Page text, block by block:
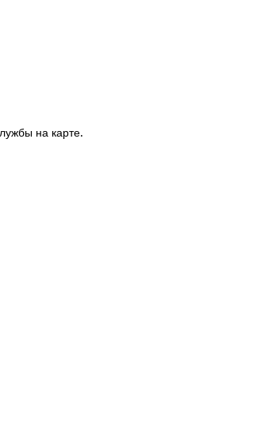
на карте.